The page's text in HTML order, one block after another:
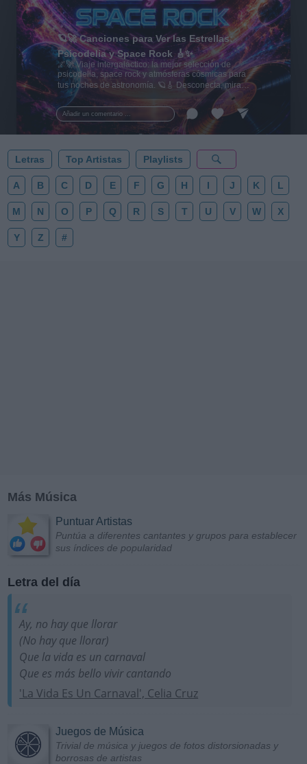
Añadir un comentario ...
🪐🚀 Canciones para Ver las Estrellas:
Psicodelia y Space Rock 🎸✨
🌌🚀 Viaje intergaláctico: la mejor selección de
psicodelia, space rock y atmósferas cósmicas para
tus noches de astronomía. 🪐🎸 Desconecta, mira
al firmamento y siente la gravedad cero. 💾 ¡Guarda
esta colección para tu próxima noche estrellada!
✨⭐
Letras Top Artistas Playlists
A B C D E F G H I J K L
M N O P Q R S T U V W X
Y Z #
Más Música
Puntuar Artistas
Puntúa a diferentes cantantes y grupos para establecer
sus índices de popularidad
Letra del día
Ay, no hay que llorar
(No hay que llorar)
Que la vida es un carnaval
Que es más bello vivir cantando
'La Vida Es Un Carnaval', Celia Cruz
Juegos de Música
Trivial de música y juegos de fotos distorsionadas y
borrosas de artistas